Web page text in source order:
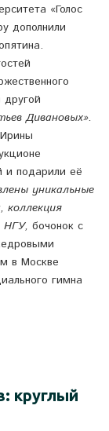
«Голос
дополнили
Дивановых».
и подарили её
уникальные
коллекция
НГУ, бочонок с
в Москве
гимна
круглый